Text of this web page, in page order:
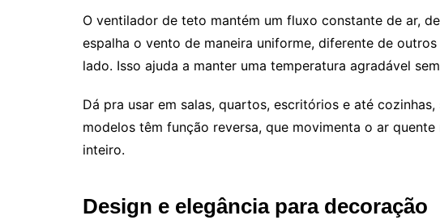
O ventilador de teto mantém um fluxo constante de ar,
espalha o vento de maneira uniforme, diferente de
lado. Isso ajuda a manter uma temperatura agradável
Dá pra usar em salas, quartos, escritórios e até
modelos têm função reversa, que movimenta o ar
inteiro.
Design e elegância para decoração